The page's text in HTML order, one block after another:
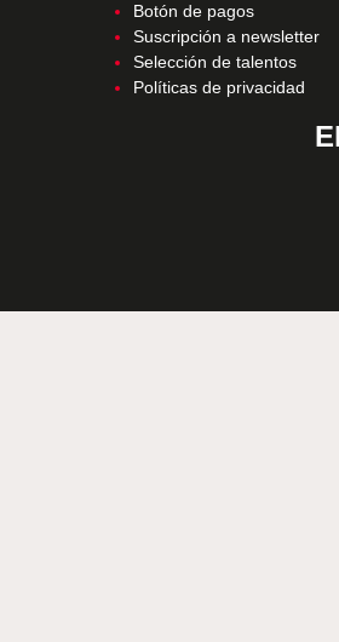
Botón de pagos
Suscripción a newsletter
Selección de talentos
Políticas de privacidad